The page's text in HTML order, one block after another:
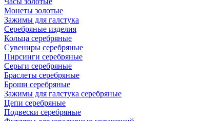
Монеты золотые
Зажимы для галстука
Серебряные изделия
Кольца серебряные
Сувениры серебряные
Пирсинги серебряные
Серьги серебряные
Браслеты серебряные
Броши серебряные
Зажимы для галстука серебряные
Цепи серебряные
Подвески серебряные